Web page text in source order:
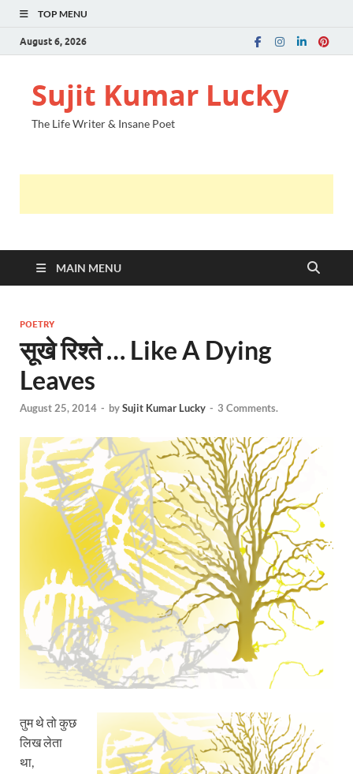
TOP MENU
August 6, 2026
Sujit Kumar Lucky
The Life Writer & Insane Poet
MAIN MENU
POETRY
सूखे रिश्ते … Like A Dying
Leaves
August 25, 2014 - bySujit Kumar Lucky - 3 Comments.
तुम थे तो कुछ
लिख लेता
था,